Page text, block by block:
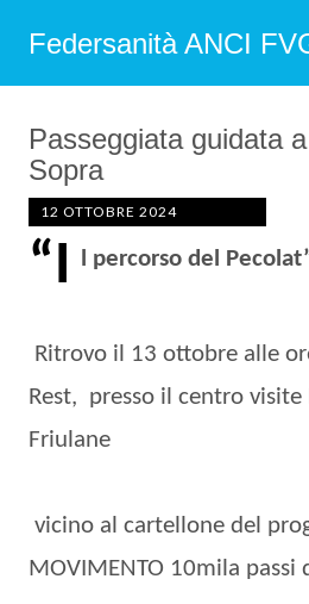
Federsanità ANCI
Passeggiata guidata
Sopra
12 OTTOBRE 2024
“I l percorso del
Ritrovo il 13 ottobre alle
Rest, presso il centro
Friulane
vicino al cartellone del
MOVIMENTO 10mila passi